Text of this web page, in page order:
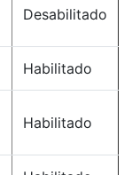
Desabilitado
Habilitado
Habilitado